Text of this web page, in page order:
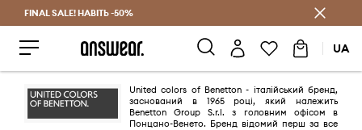
Заощаджуй з Answear Club
FINAL SALE! НАВІТЬ -50%
UA
United colors of Benetton - італійський бренд,
заснований в 1965 році, який належить
Benetton Group S.r.l. з головним офісом в
Понцано-Венето. Бренд відомий перш за все